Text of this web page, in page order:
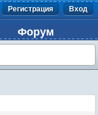
Регистрация Вход
Форум